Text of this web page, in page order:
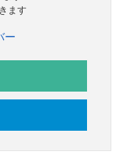
ます
ー